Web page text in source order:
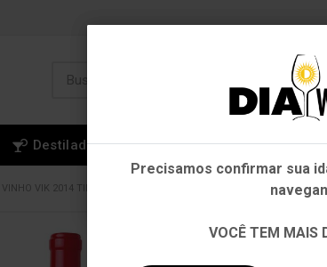
Destilados Cervejas Kits
VINHO VIK 2014 TINTO 750ML
Em que Estado você está?
Outros
Precisamos confirmar sua
VOCÊ TEM MAIS